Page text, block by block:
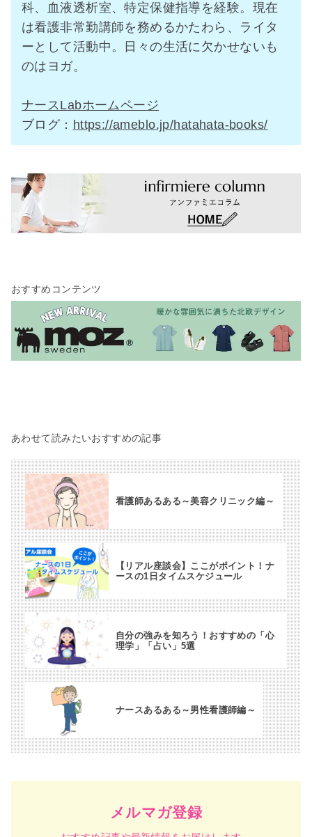
科、血液透析室、特定保健指導を経験。現在
は看護非常勤講師を務めるかたわら、ライタ
ーとして活動中。日々の生活に欠かせないも
のはヨガ。
ナースLabホームページ
ブログ： https://ameblo.jp/hatahata-books/
おすすめコンテンツ
あわせて読みたいおすすめの記事
看護師あるある～美容クリニック編～
【リアル座談会】ここがポイント！ナ
ースの1日タイムスケジュール
自分の強みを知ろう！おすすめの「心
理学」「占い」5選
ナースあるある～男性看護師編～
メルマガ登録